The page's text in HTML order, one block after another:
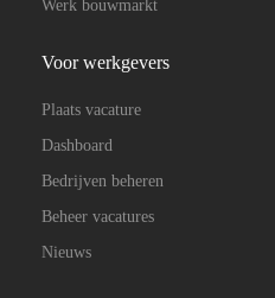
Werk bouwmarkt
Voor werkgevers
Plaats vacature
Dashboard
Bedrijven beheren
Beheer vacatures
Nieuws